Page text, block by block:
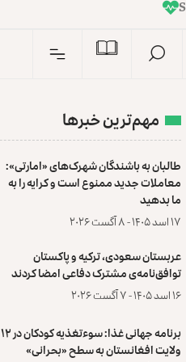
n
I
مهم‌ترین خبرها
طالبان به باشندگان شهرک‌های «امارتی»:
معاملات جدید ممنوع است و کرایه را به
ما بدهید
۱۷ اسد ۱۴۰۵ - ۸ آگست ۲۰۲۶
عربستان سعودی، ترکیه و پاکستان
توافق‌نامه‌ی مشترک دفاعی امضا کردند
۱۶ اسد ۱۴۰۵ - ۷ آگست ۲۰۲۶
برنامه جهانی غذا: سوءتغذیه کودکان در ۱۲
ولایت افغانستان به سطح «بحرانی»